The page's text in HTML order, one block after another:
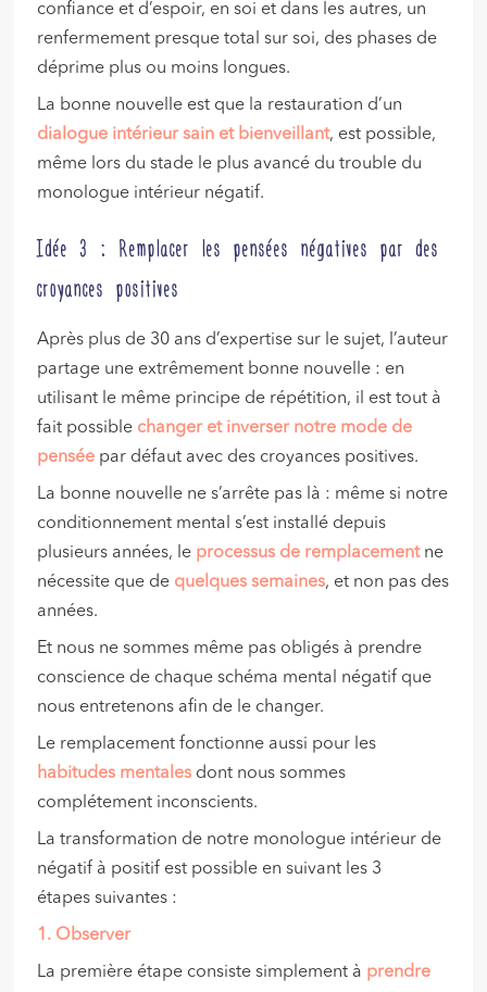
confiance et d’espoir, en soi et dans les autres, un
renfermement presque total sur soi, des phases de
déprime plus ou moins longues.
La bonne nouvelle est que la restauration d’un
dialogue intérieur sain et bienveillant, est possible,
même lors du stade le plus avancé du trouble du
monologue intérieur négatif.
Idée 3 : Remplacer les pensées négatives par des
croyances positives
Après plus de 30 ans d’expertise sur le sujet, l’auteur
partage une extrêmement bonne nouvelle : en
utilisant le même principe de répétition, il est tout à
fait possible changer et inverser notre mode de
pensée par défaut avec des croyances positives.
La bonne nouvelle ne s’arrête pas là : même si notre
conditionnement mental s’est installé depuis
plusieurs années, le processus de remplacementne
nécessite que de quelques semaines, et non pas des
années.
Et nous ne sommes même pas obligés à prendre
conscience de chaque schéma mental négatif que
nous entretenons afin de le changer.
Le remplacement fonctionne aussi pour les
habitudes mentales dont nous sommes
complétement inconscients.
La transformation de notre monologue intérieur de
négatif à positif est possible en suivant les 3
étapes suivantes :
1. Observer
La première étape consiste simplement à prendre